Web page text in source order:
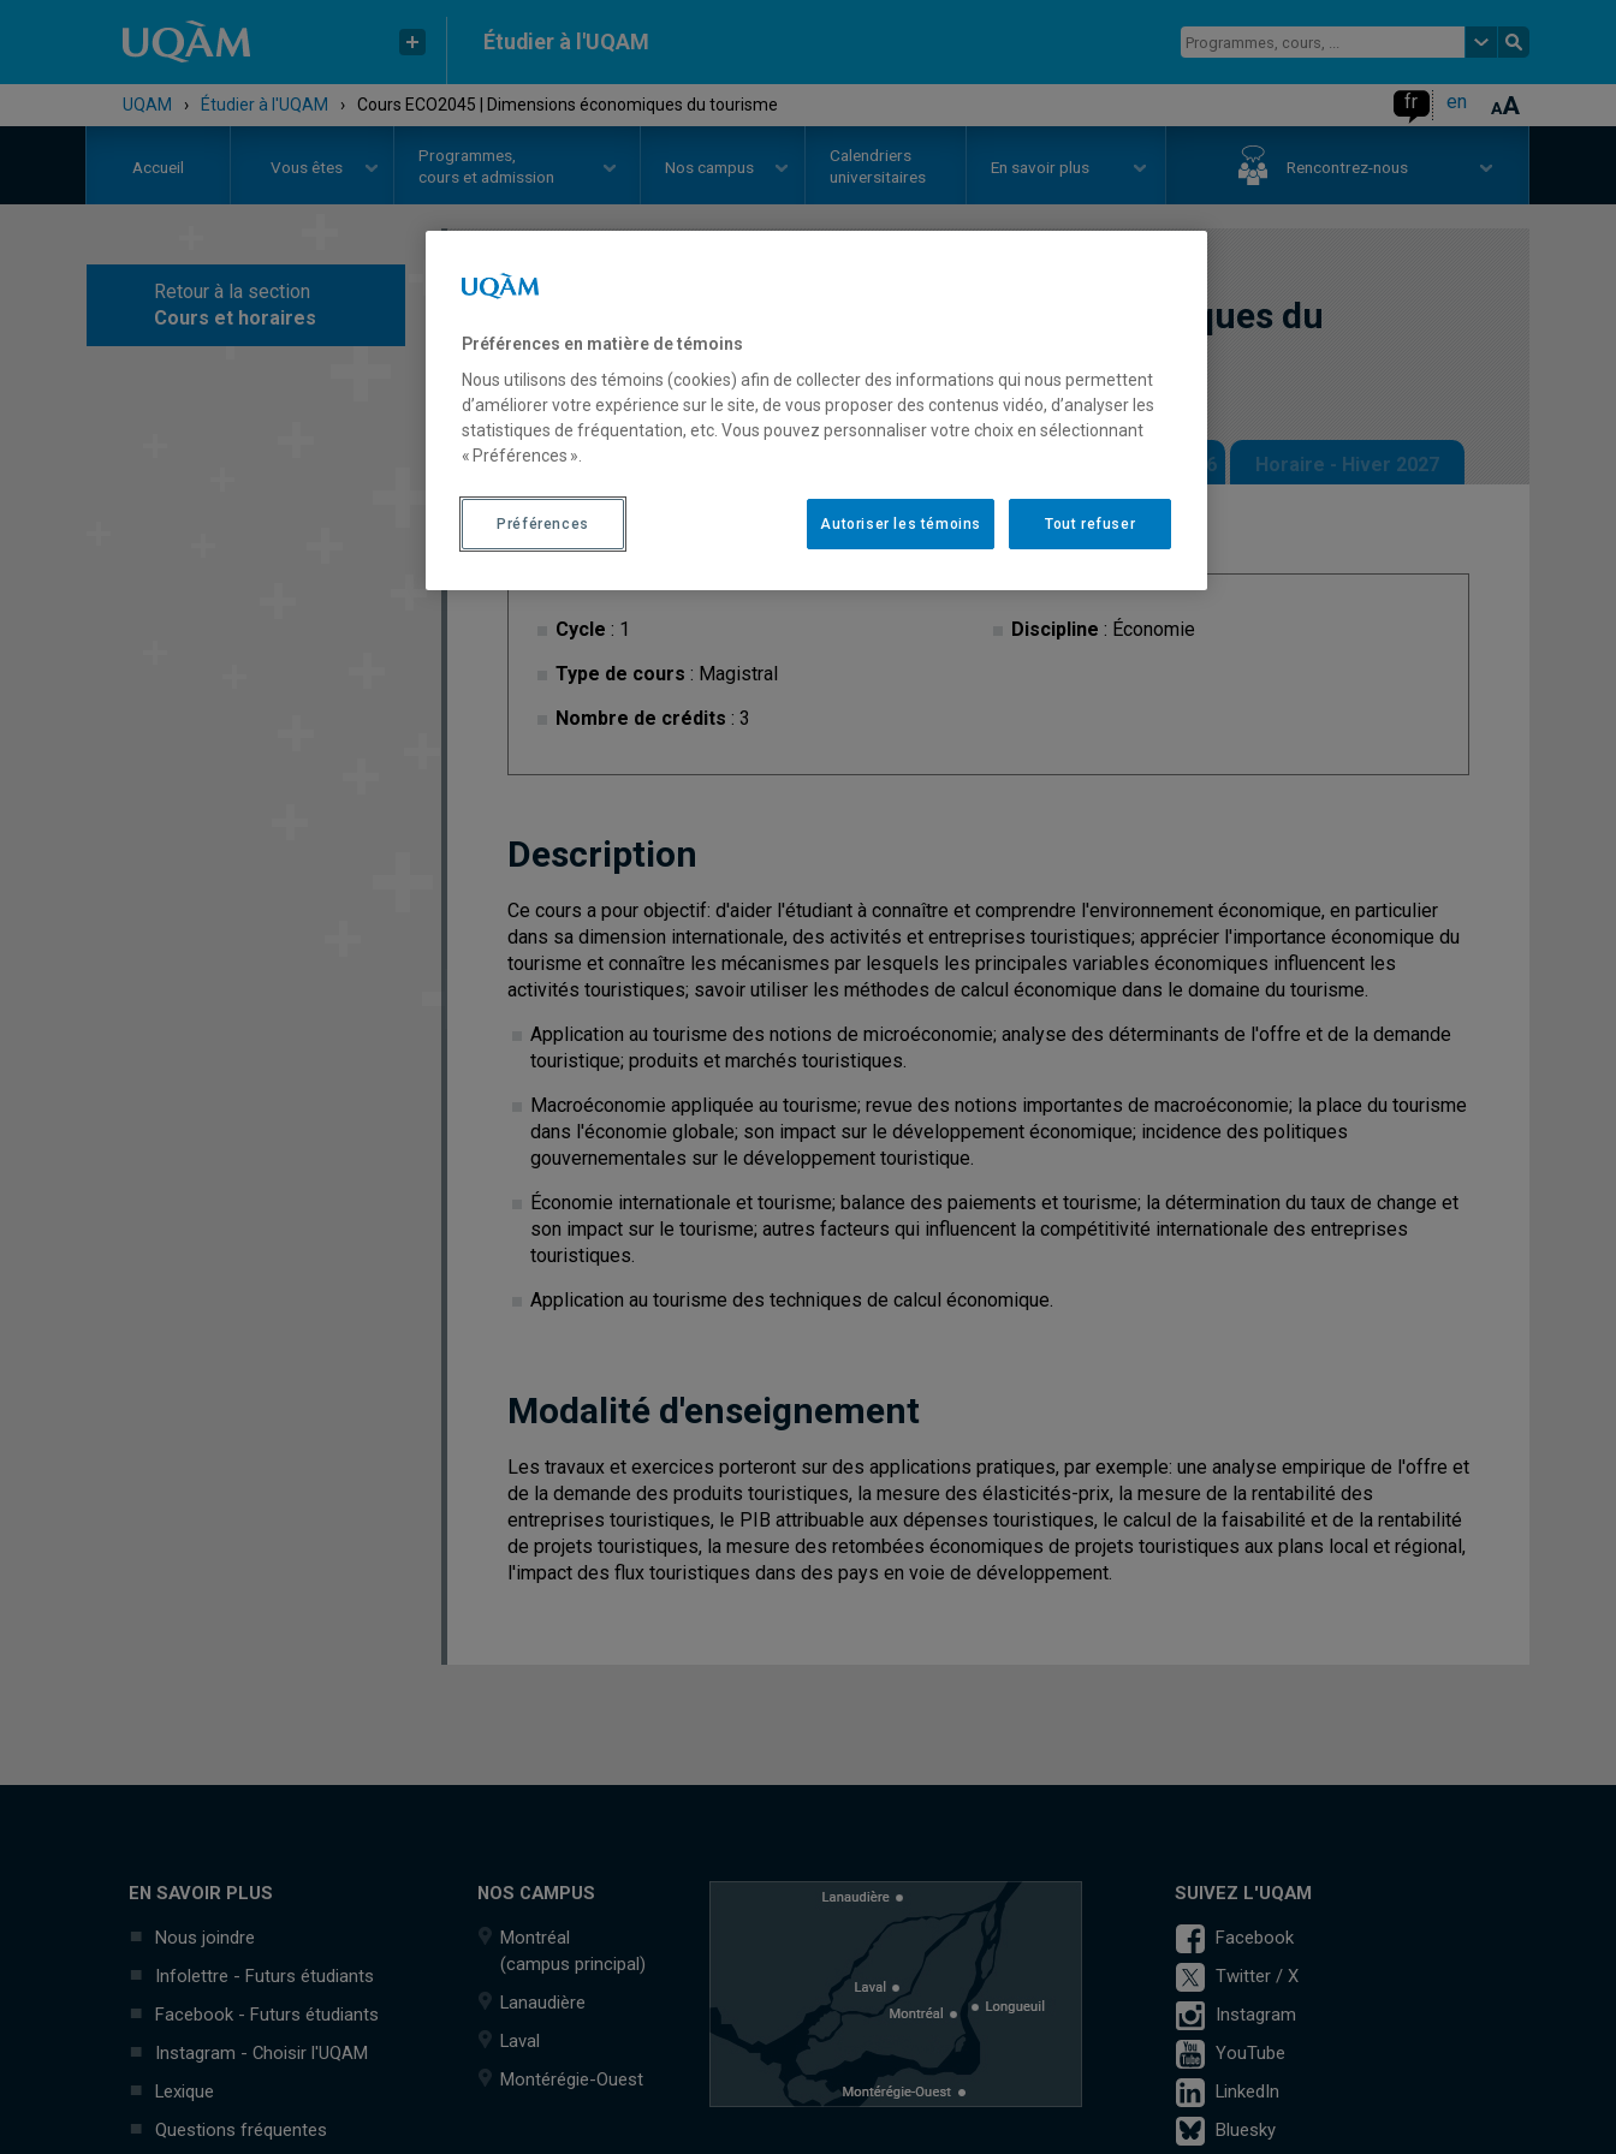
Étudier à l'UQAM
UQAM › Étudier à l'UQAM › Cours ECO2045 | Dimensions économiques du tourisme fr en
Accueil Vous êtes
Programmes,
cours et admission
Nos campus
Calendriers
universitaires
En savoir plus Rencontrez-nous
Retour à la section
Cours et horaires
Dimensions économiques du
tourisme
Description Horaire - Automne 2026 Horaire - Hiver 2027
Cycle : 1
Type de cours : Magistral
Nombre de crédits : 3
Discipline : Économie
Description
Ce cours a pour objectif: d'aider l'étudiant à connaître et comprendre l'environnement économique, en particulier
dans sa dimension internationale, des activités et entreprises touristiques; apprécier l'importance économique du
tourisme et connaître les mécanismes par lesquels les principales variables économiques influencent les
activités touristiques; savoir utiliser les méthodes de calcul économique dans le domaine du tourisme.
Application au tourisme des notions de microéconomie; analyse des déterminants de l'offre et de la demande
touristique; produits et marchés touristiques.
Macroéconomie appliquée au tourisme; revue des notions importantes de macroéconomie; la place du tourisme
dans l'économie globale; son impact sur le développement économique; incidence des politiques
gouvernementales sur le développement touristique.
Économie internationale et tourisme; balance des paiements et tourisme; la détermination du taux de change et
son impact sur le tourisme; autres facteurs qui influencent la compétitivité internationale des entreprises
touristiques.
Application au tourisme des techniques de calcul économique.
Modalité d'enseignement
Les travaux et exercices porteront sur des applications pratiques, par exemple: une analyse empirique de l'offre et
de la demande des produits touristiques, la mesure des élasticités-prix, la mesure de la rentabilité des
entreprises touristiques, le PIB attribuable aux dépenses touristiques, le calcul de la faisabilité et de la rentabilité
de projets touristiques, la mesure des retombées économiques de projets touristiques aux plans local et régional,
l'impact des flux touristiques dans des pays en voie de développement.
EN SAVOIR PLUS
Nous joindre
Infolettre - Futurs étudiants
Facebook - Futurs étudiants
Instagram - Choisir l'UQAM
Lexique
Questions fréquentes
NOS CAMPUS
Montréal
(campus principal)
Lanaudière
Laval
Montérégie-Ouest
SUIVEZ L'UQAM
Facebook
Twitter / X
Instagram
YouTube
LinkedIn
Bluesky
Préférences en matière de témoins
Nous utilisons des témoins (cookies) afin de collecter des informations qui nous permettent
d’améliorer votre expérience sur le site, de vous proposer des contenus vidéo, d’analyser les
statistiques de fréquentation, etc. Vous pouvez personnaliser votre choix en sélectionnant
« Préférences ».
Tout refuser
Autoriser les témoins
Préférences